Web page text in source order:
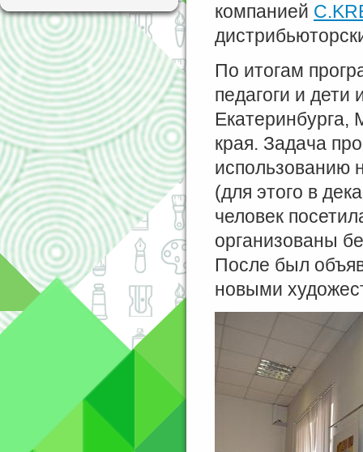
компанией
По итогам
педагоги и
Екатеринбурга,
края. Задача
использованию
(для этого в
человек
организованы
После был
новыми